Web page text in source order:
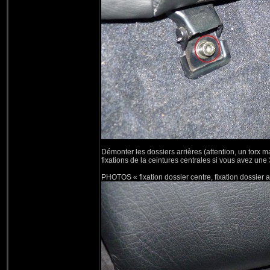
Démonter les dossiers arrières (attention, un torx
fixations de la ceintures centrales si vous avez une
PHOTOS « fixation dossier centre, fixation dossier